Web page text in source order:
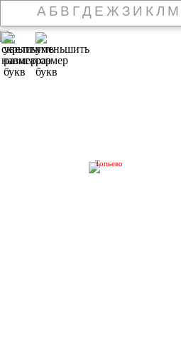
А Б В Г Д Е Ж З И К Л М
Топьево